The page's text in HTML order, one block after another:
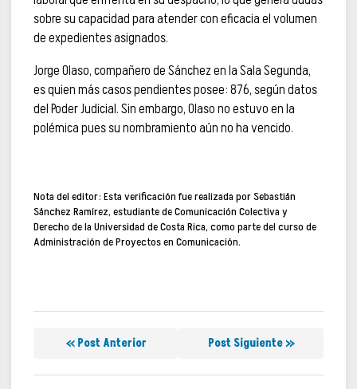
sobre su capacidad para atender con eficacia el volumen
de expedientes asignados.
Jorge Olaso, compañero de Sánchez en la Sala Segunda,
es quien más casos pendientes posee: 876, según datos
del Poder Judicial. Sin embargo, Olaso no estuvo en la
polémica pues su nombramiento aún no ha vencido.
Nota del editor: Esta verificación fue realizada por Sebastián
Sánchez Ramírez, estudiante de Comunicación Colectiva y
Derecho de la Universidad de Costa Rica, como parte del curso de
Administración de Proyectos en Comunicación.
« Post Anterior Post Siguiente »